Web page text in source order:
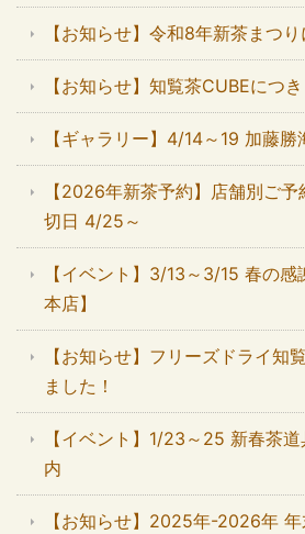
【お知らせ】令和8年新茶まつ
【お知らせ】知覧茶CUBEにつ
【ギャラリー】4/14～19 加藤
【2026年新茶予約】店舗別ご
切日 4/25～
【イベント】3/13～3/15 春の
本店】
【お知らせ】フリーズドライ知
ました！
【イベント】1/23～25 新春茶
内
【お知らせ】2025年-2026年